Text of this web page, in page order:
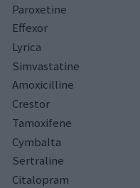
Paroxetine
Effexor
Lyrica
Simvastatine
Amoxicilline
Crestor
Tamoxifene
Cymbalta
Sertraline
Citalopram